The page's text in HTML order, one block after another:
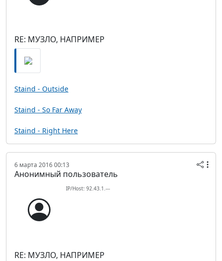
RE: МУЗЛО, НАПРИМЕР
Staind - Outside
Staind - So Far Away
Staind - Right Here
6 марта 2016 00:13
Анонимный пользователь
IP/Host: 92.43.1.---
RE: МУЗЛО, НАПРИМЕР